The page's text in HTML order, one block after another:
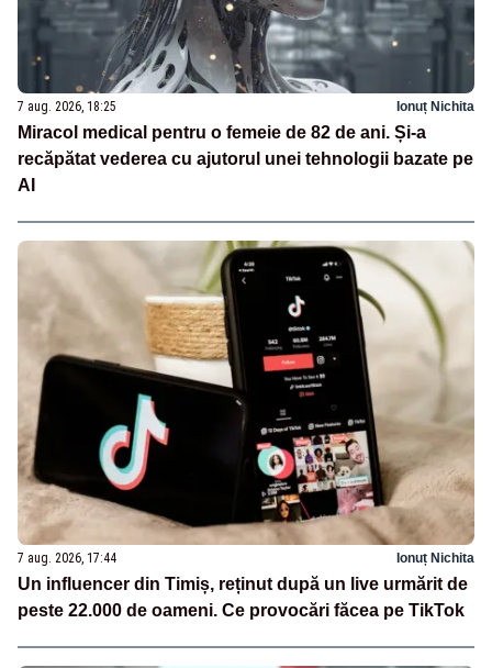
7 aug. 2026, 18:25 Ionuț Nichita
Miracol medical pentru o femeie de 82 de ani. Și-a
recăpătat vederea cu ajutorul unei tehnologii bazate pe
AI
7 aug. 2026, 17:44 Ionuț Nichita
Un influencer din Timiș, reținut după un live urmărit de
peste 22.000 de oameni. Ce provocări făcea pe TikTok